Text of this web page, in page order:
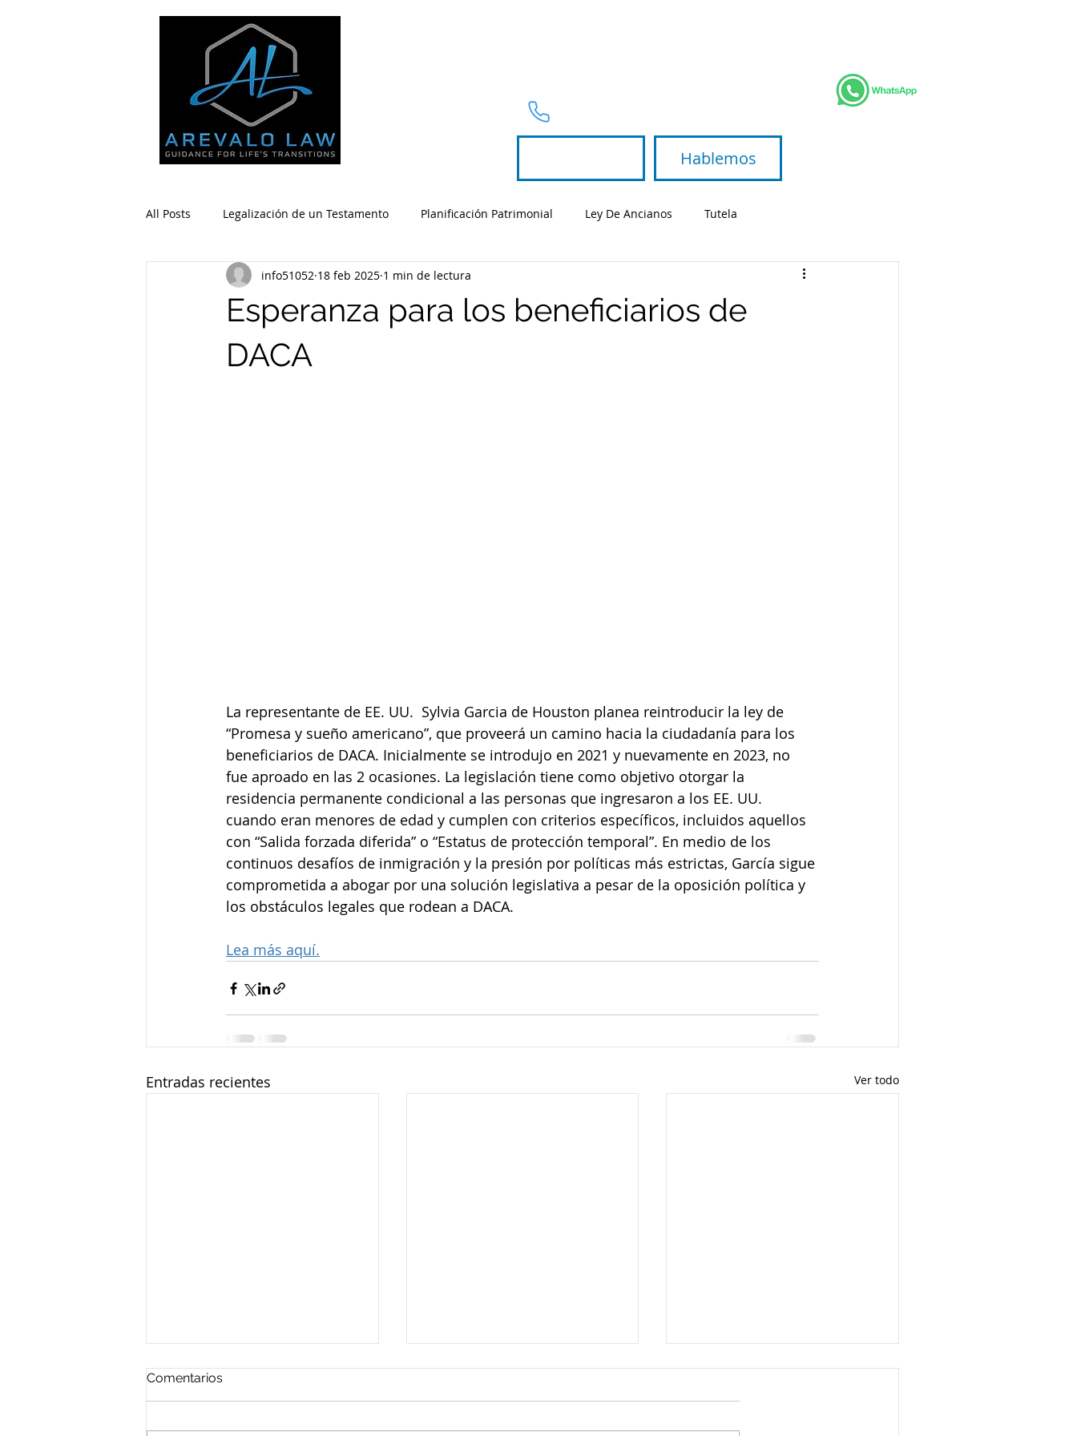
Hablemos
All Posts Legalización de un Testamento Planificación Patrimonial Ley De Ancianos Tutela
Inmigración - Negocios Inmigración - Familia
Esperanza para los beneficiarios de
DACA
info51052 18 feb 2025 1 min de lectura
La representante de EE. UU.  Sylvia Garcia de Houston planea reintroducir la ley de
“Promesa y sueño americano”, que proveerá un camino hacia la ciudadanía para los
beneficiarios de DACA. Inicialmente se introdujo en 2021 y nuevamente en 2023, no
fue aproado en las 2 ocasiones. La legislación tiene como objetivo otorgar la
residencia permanente condicional a las personas que ingresaron a los EE. UU.
cuando eran menores de edad y cumplen con criterios específicos, incluidos aquellos
con “Salida forzada diferida” o “Estatus de protección temporal”. En medio de los
continuos desafíos de inmigración y la presión por políticas más estrictas, García sigue
comprometida a abogar por una solución legislativa a pesar de la oposición política y
los obstáculos legales que rodean a DACA.
Lea más aquí.
Entradas recientes Ver todo
Comentarios